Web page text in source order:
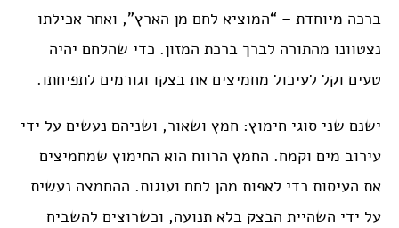
ברכה מיוחדת – “המוציא לחם מן הארץ”, ואחר אכילתו
נצטוונו מהתורה לברך ברכת המזון. כדי שהלחם יהיה
טעים וקל לעיכול מחמיצים את בצקו וגורמים לתפיחתו.
ישנם שני סוגי חימוץ: חמץ ושאור, ושניהם נעשים על ידי
עירוב מים וקמח. החמץ הרווח הוא החימוץ שמחמיצים
את העיסות כדי לאפות מהן לחם ועוגות. ההחמצה נעשית
על ידי השהיית הבצק בלא תנועה, וכשרוצים להשביח